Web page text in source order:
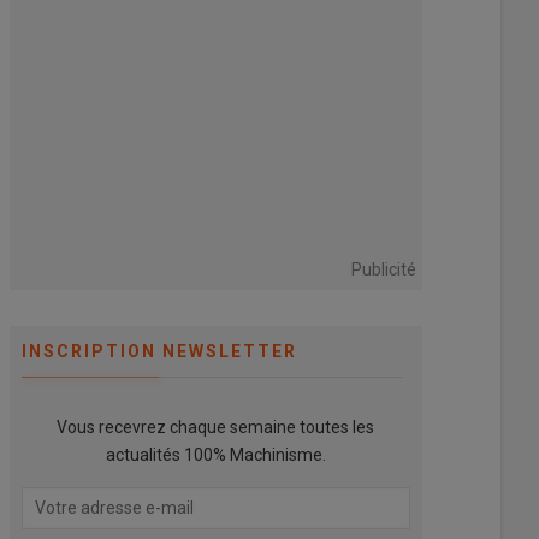
Publicité
INSCRIPTION NEWSLETTER
Vous recevrez chaque semaine toutes les
actualités 100% Machinisme.